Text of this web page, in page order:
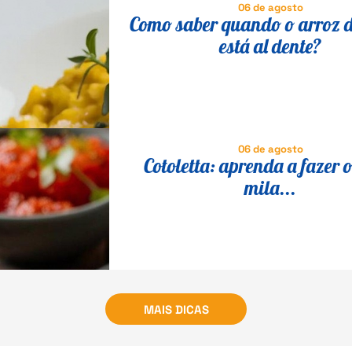
06 de agosto
Como saber quando o arroz
está al dente?
06 de agosto
Cotoletta: aprenda a fazer
mila...
MAIS DICAS